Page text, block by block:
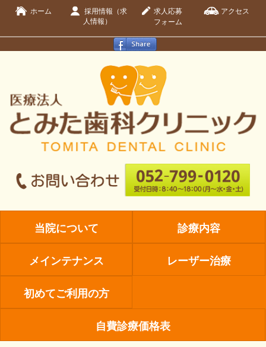
ホーム 採用情報（求
人情報）
求人応募
フォーム
アクセス
当院について 診療内容
メインテナンス レーザー治療
初めてご利用の方
自費診療価格表